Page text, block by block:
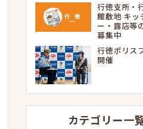
行徳支所・
館敷地 キッ
ー・露店等
募集中
行徳ポリス
開催
カテゴリー一